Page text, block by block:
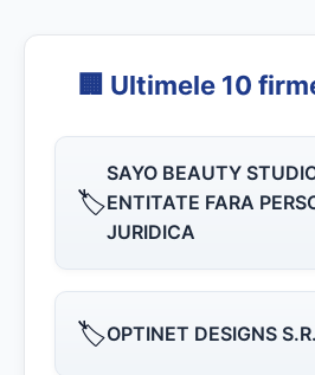
🏢 Ultimele 10
🏷️
SAYO BEAUTY
ENTITATE FARA
JURIDICA
🏷️OPTINET DESIGNS